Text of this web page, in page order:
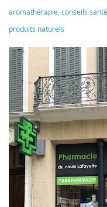
aromathérapie, conseils santé
produits naturels